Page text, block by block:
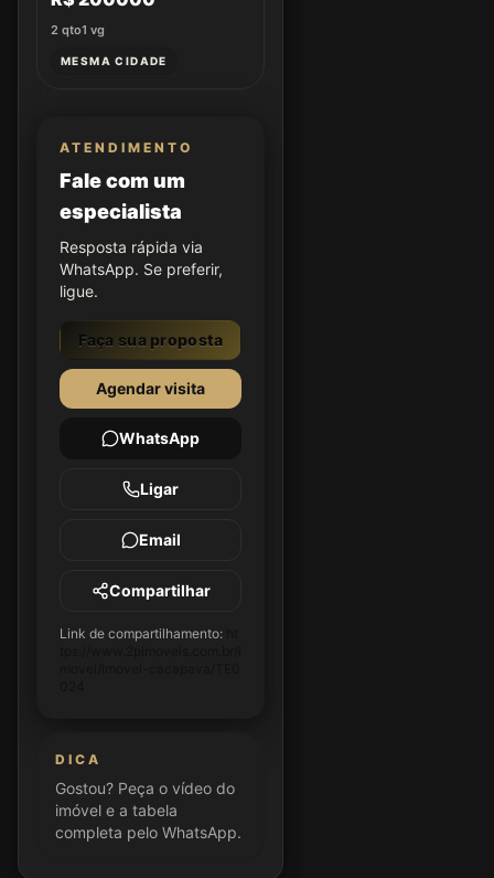
2 qto1 vg
MESMA CIDADE
ATENDIMENTO
Fale com um
especialista
Resposta rápida via
WhatsApp. Se preferir,
ligue.
Faça sua proposta
Agendar visita
WhatsApp
Ligar
Email
Compartilhar
Link de compartilhamento:
DICA
Gostou? Peça o vídeo do
imóvel e a tabela
completa pelo WhatsApp.